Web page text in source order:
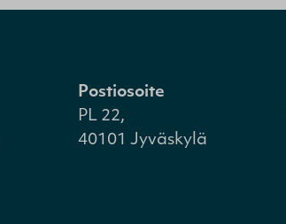
Postiosoite
PL 22,
40101 Jyväskylä